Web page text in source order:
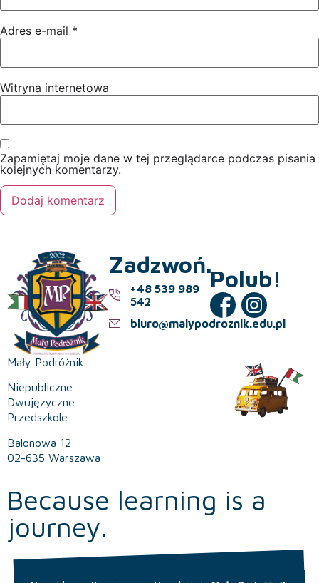
Adres e-mail *
Witryna internetowa
Zapamiętaj moje dane w tej przeglądarce podczas pisania
kolejnych komentarzy.
Mały Podróżnik
Niepubliczne
Dwujęzyczne
Przedszkole
Balonowa 12
02-635 Warszawa
Zadzwoń.
+48 539 989
542
biuro@malypodroznik.edu.pl
Polub!
Because learning is a
journey.